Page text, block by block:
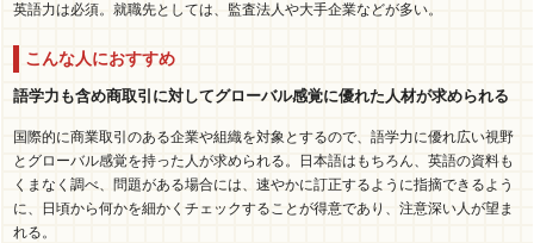
英語力は必須。就職先としては、監査法人や大手企業などが多い。
こんな人におすすめ
語学力も含め商取引に対してグローバル感覚に優れた人材が求められる
国際的に商業取引のある企業や組織を対象とするので、語学力に優れ広い視野
とグローバル感覚を持った人が求められる。日本語はもちろん、英語の資料も
くまなく調べ、問題がある場合には、速やかに訂正するように指摘できるよう
に、日頃から何かを細かくチェックすることが得意であり、注意深い人が望ま
れる。